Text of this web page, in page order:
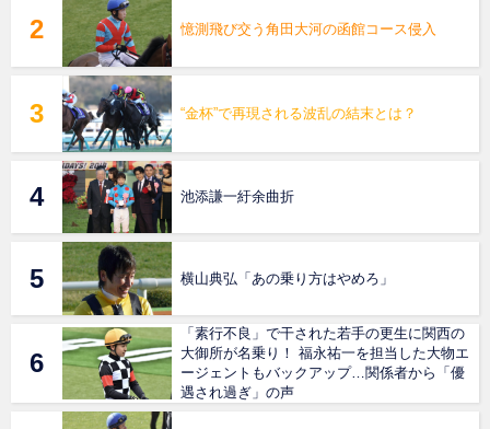
憶測飛び交う角田大河の函館コース侵入
“金杯”で再現される波乱の結末とは？
池添謙一紆余曲折
横山典弘「あの乗り方はやめろ」
「素行不良」で干された若手の更生に関西の
大御所が名乗り！ 福永祐一を担当した大物エ
ージェントもバックアップ…関係者から「優
遇され過ぎ」の声